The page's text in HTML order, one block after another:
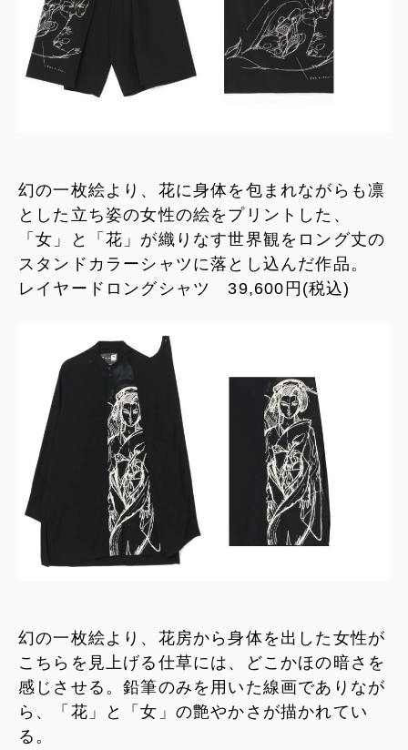
幻の一枚絵より、花に身体を包まれながらも凛
とした立ち姿の女性の絵をプリントした、
「女」と「花」が織りなす世界観をロング丈の
スタンドカラーシャツに落とし込んだ作品。
レイヤードロングシャツ 39,600円(税込)
幻の一枚絵より、花房から身体を出した女性が
こちらを見上げる仕草には、どこかほの暗さを
感じさせる。鉛筆のみを用いた線画でありなが
ら、「花」と「女」の艶やかさが描かれてい
る。